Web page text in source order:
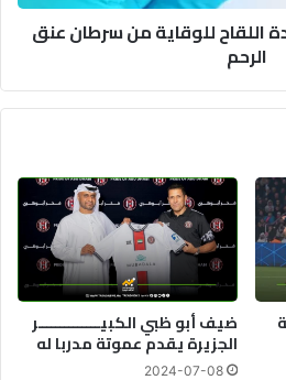
اللقاح للوقاية من سرطان عنق
الرحم
ضيف أبو ظبي الكبيــــــــــــــر
الجزيرة يقدم عموتة مدربا له
2024-07-08